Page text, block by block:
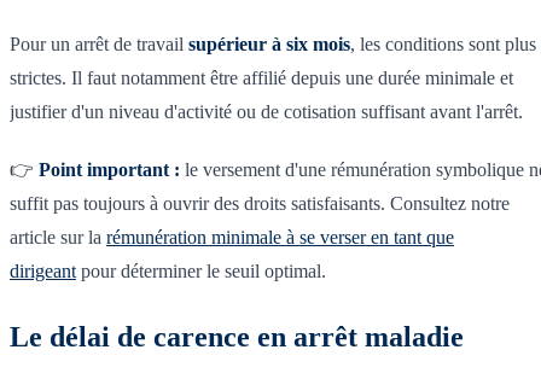
Pour un arrêt de travail supérieur à six mois, les conditions sont plus
strictes. Il faut notamment être affilié depuis une durée minimale et
justifier d'un niveau d'activité ou de cotisation suffisant avant l'arrêt.
👉 Point important : le versement d'une rémunération symbolique
suffit pas toujours à ouvrir des droits satisfaisants. Consultez notre
article sur la rémunération minimale à se verser en tant que
dirigeant pour déterminer le seuil optimal.
Le délai de carence en arrêt maladie